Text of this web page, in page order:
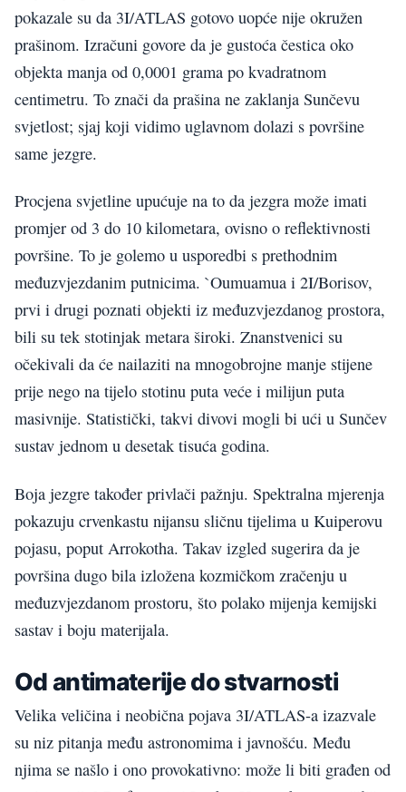
pokazale su da 3I/ATLAS gotovo uopće nije okružen
prašinom. Izračuni govore da je gustoća čestica oko
objekta manja od 0,0001 grama po kvadratnom
centimetru. To znači da prašina ne zaklanja Sunčevu
svjetlost; sjaj koji vidimo uglavnom dolazi s površine
same jezgre.
Procjena svjetline upućuje na to da jezgra može imati
promjer od 3 do 10 kilometara, ovisno o reflektivnosti
površine. To je golemo u usporedbi s prethodnim
međuzvjezdanim putnicima. `Oumuamua i 2I/Borisov,
prvi i drugi poznati objekti iz međuzvjezdanog prostora,
bili su tek stotinjak metara široki. Znanstvenici su
očekivali da će nailaziti na mnogobrojne manje stijene
prije nego na tijelo stotinu puta veće i milijun puta
masivnije. Statistički, takvi divovi mogli bi ući u Sunčev
sustav jednom u desetak tisuća godina.
Boja jezgre također privlači pažnju. Spektralna mjerenja
pokazuju crvenkastu nijansu sličnu tijelima u Kuiperovu
pojasu, poput Arrokotha. Takav izgled sugerira da je
površina dugo bila izložena kozmičkom zračenju u
međuzvjezdanom prostoru, što polako mijenja kemijski
sastav i boju materijala.
Od antimaterije do stvarnosti
Velika veličina i neobična pojava 3I/ATLAS-a izazvale
su niz pitanja među astronomima i javnošću. Među
njima se našlo i ono provokativno: može li biti građen od